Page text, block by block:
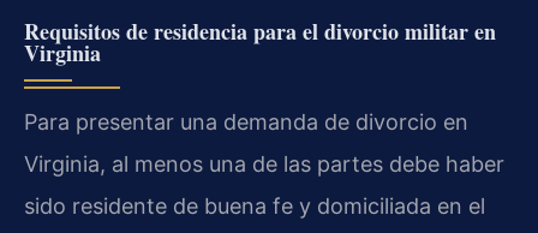
Requisitos de residencia para el divorcio militar en
Virginia
Para presentar una demanda de divorcio en
Virginia, al menos una de las partes debe haber
sido residente de buena fe y domiciliada en el